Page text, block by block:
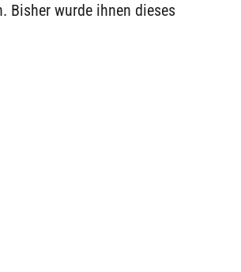
Bisher wurde ihnen dieses